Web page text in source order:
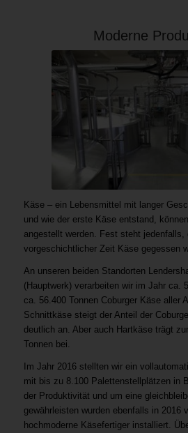
Moderne
Käse – ein Lebensmittel mit langer
und wie der erste Käse entstand,
angestellt werden. Fest steht jedenfalls,
vorgeschichtlicher Zeit Käse gegessen
An unseren beiden Standorten
(Hauptwerk) verarbeiten wir im Jahr ca.
ca. 56.400 Tonnen Coburger Käse aller
Schnittkäse steigt der Anteil der
deutlich an. Aber auch Hartkäse trägt
Tonnen bei.
Im Jahr 2016 stellten wir ein
mit bis zu 8.100 Palettenstellplätzen in
der Produktivität und um eine
gewährleisten wurden ebenfalls in 2016
hochmoderne Käsefertiger installiert.